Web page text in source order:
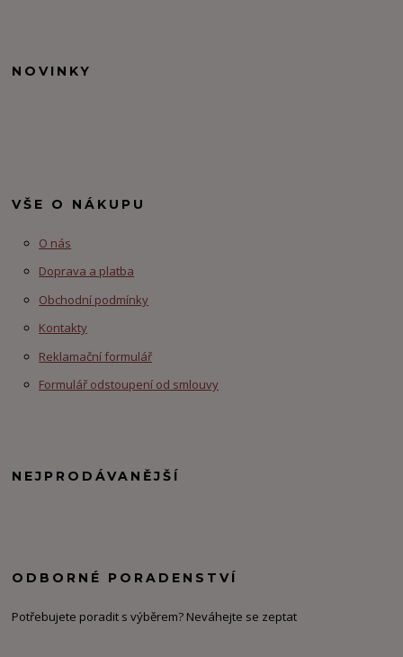
NOVINKY
VŠE O NÁKUPU
O nás
Doprava a platba
Obchodní podmínky
Kontakty
Reklamační formulář
Formulář odstoupení od smlouvy
NEJPRODÁVANĚJŠÍ
ODBORNÉ PORADENSTVÍ
Potřebujete poradit s výběrem? Neváhejte se zeptat